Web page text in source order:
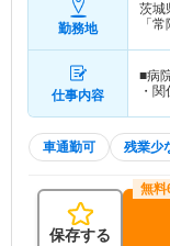
勤務地
茨城
「
仕事内容
■病
・
車通勤可 残業少
保存する